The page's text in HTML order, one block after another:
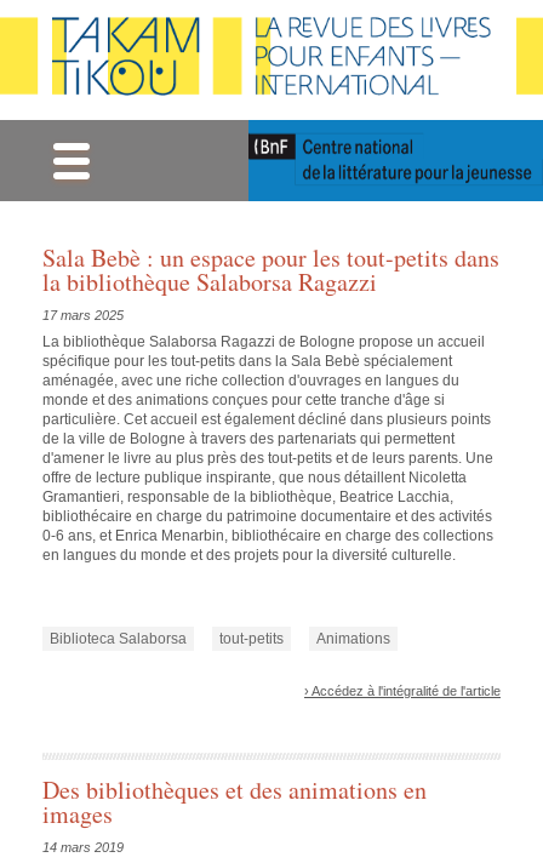
Sala Bebè : un espace pour les tout-petits dans
la bibliothèque Salaborsa Ragazzi
17 mars 2025
La bibliothèque Salaborsa Ragazzi de Bologne propose un accueil
spécifique pour les tout-petits dans la Sala Bebè spécialement
aménagée, avec une riche collection d'ouvrages en langues du
monde et des animations conçues pour cette tranche d'âge si
particulière. Cet accueil est également décliné dans plusieurs points
de la ville de Bologne à travers des partenariats qui permettent
d'amener le livre au plus près des tout-petits et de leurs parents. Une
offre de lecture publique inspirante, que nous détaillent Nicoletta
Gramantieri, responsable de la bibliothèque, Beatrice Lacchia,
bibliothécaire en charge du patrimoine documentaire et des activités
0-6 ans, et Enrica Menarbin, bibliothécaire en charge des collections
en langues du monde et des projets pour la diversité culturelle.
Biblioteca Salaborsa tout-petits Animations
› Accédez à l'intégralité de l'article
Des bibliothèques et des animations en
images
14 mars 2019